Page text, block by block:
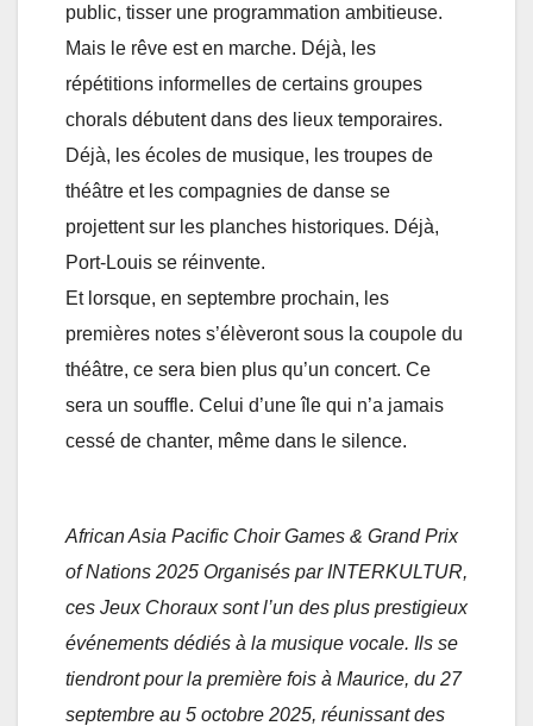
public, tisser une programmation ambitieuse.
Mais le rêve est en marche. Déjà, les
répétitions informelles de certains groupes
chorals débutent dans des lieux temporaires.
Déjà, les écoles de musique, les troupes de
théâtre et les compagnies de danse se
projettent sur les planches historiques. Déjà,
Port-Louis se réinvente.
Et lorsque, en septembre prochain, les
premières notes s’élèveront sous la coupole du
théâtre, ce sera bien plus qu’un concert. Ce
sera un souffle. Celui d’une île qui n’a jamais
cessé de chanter, même dans le silence.
African Asia Pacific Choir Games & Grand Prix
of Nations 2025 Organisés par INTERKULTUR,
ces Jeux Choraux sont l’un des plus prestigieux
événements dédiés à la musique vocale. Ils se
tiendront pour la première fois à Maurice, du 27
septembre au 5 octobre 2025, réunissant des